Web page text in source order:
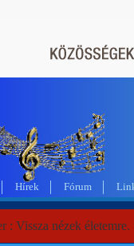
Hírek Fórum
: Vissza nézek életemre.